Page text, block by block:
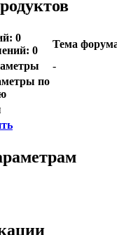
0
0
Тема
-
по